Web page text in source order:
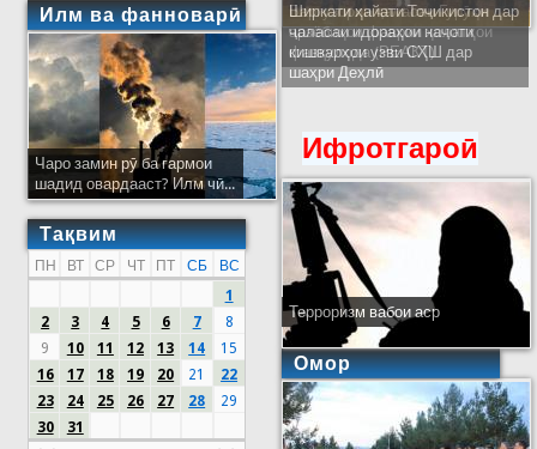
Илм ва фанноварӣ
Чаро замин рӯ ба гармои
шадид овардааст? Илм чӣ...
Тақвим
ПН ВТ СР ЧТ ПТ СБ
ВС
1
2
3 4 5 6 7
8
9
10 11 12 13 14
15
16
17 18 19 20 21
22
23
24 25 26 27 28
29
30
31
Ширкати ҳайати Тоҷикистон дар
ҷаласаи идораҳои наҷоти
кишварҳои узви СҲШ дар
шаҳри Деҳлӣ
Ифротгароӣ
Терроризм вабои аср
Омор